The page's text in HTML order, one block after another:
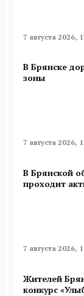
7 августа 2026,
В Брянске
зоны
7 августа 2026,
В Брянской
проходит
7 августа 2026,
Жителей
конкурс